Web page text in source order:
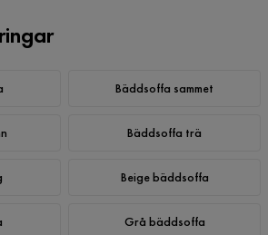
Bäddsoffa sammet
Bäddsoffa trä
Beige bäddsoffa
Grå bäddsoffa